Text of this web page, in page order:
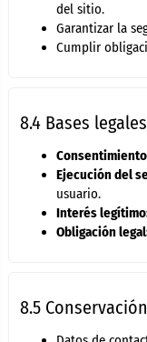
del sitio.
Garantizar la
Cumplir
8.4 Bases legales
Ejecución del
usuario.
Interés
Obligación
8.5 Conservación